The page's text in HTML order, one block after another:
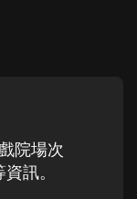
院場次
訊。